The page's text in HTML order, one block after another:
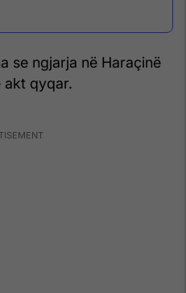
se ngjarja në Haraçinë
akt qyqar.